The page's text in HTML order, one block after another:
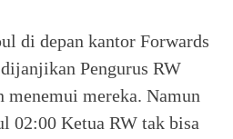
di depan kantor Forwards
Pengurus RW
menemui mereka. Namun
02:00 Ketua RW tak bisa